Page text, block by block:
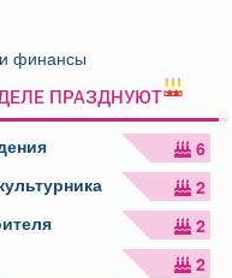
финансы
ПРАЗДНУЮТ
6
2
2
2